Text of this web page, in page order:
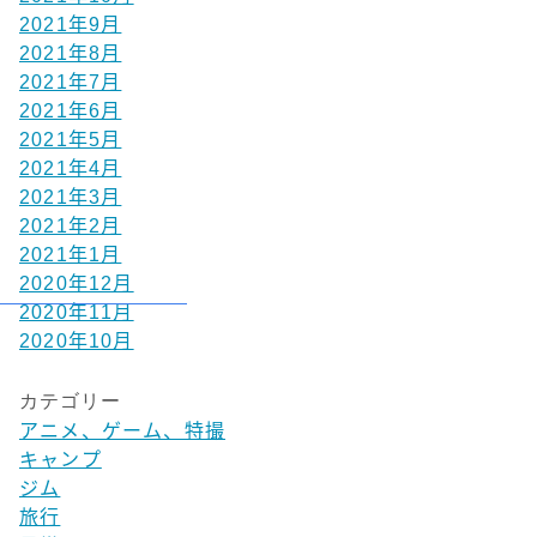
2021年9月
2021年8月
2021年7月
2021年6月
2021年5月
2021年4月
2021年3月
2021年2月
2021年1月
2020年12月
2020年11月
2020年10月
カテゴリー
アニメ、ゲーム、特撮
キャンプ
ジム
旅行